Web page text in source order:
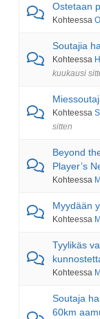
Ostetaan
Kohteessa
Soutajia
Kohteessa
kuukausi
Kohteessa
sitten
Beyond
Player’s
Kohteessa
Myydään
Kohteessa
Tyylikäs
Kohteessa
Soutaja
60km